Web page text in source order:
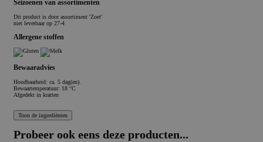
Seizoenen van assortimenten
Dit product is door assortiment 'Zoet'
niet leverbaar op 27-4
Allergene stoffen
Bewaaradvies
Houdbaarheid: ca. 5 dag(en).
Bewaartemperatuur: 18 °C
Afgedekt in kratten
Probeer ook eens deze producten...